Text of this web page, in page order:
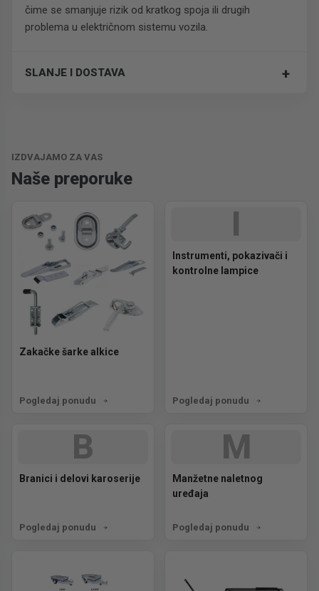
čime se smanjuje rizik od kratkog spoja ili drugih
problema u električnom sistemu vozila.
SLANJE I DOSTAVA +
IZDVAJAMO ZA VAS
Naše preporuke
Zakačke šarke alkice
Pogledaj ponudu
I
Instrumenti, pokazivači i
kontrolne lampice
Pogledaj ponudu
B
Branici i delovi karoserije
Pogledaj ponudu
M
Manžetne naletnog
uređaja
Pogledaj ponudu